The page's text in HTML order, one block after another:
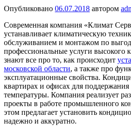
Опубликовано 06.07.2018 автором
Современная компания «Климат
устанавливает климатическую
обслуживанием и монтажом по
профессиональные услуги высокого
знают все про то, как происходит
московской области, а также про
эксплуатационные свойства.
квартирах и офисах для
температуры. Компания реализует
проекты в работе промышленного
этом предлагает установить
надежно и аккуратно.